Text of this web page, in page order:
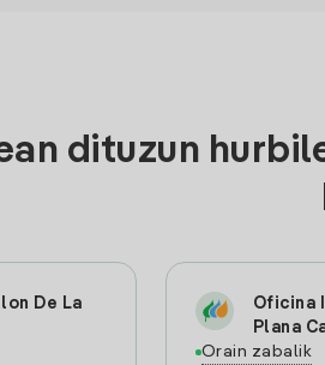
dituzun
De La
Oficina
Plana
Orain zabalik